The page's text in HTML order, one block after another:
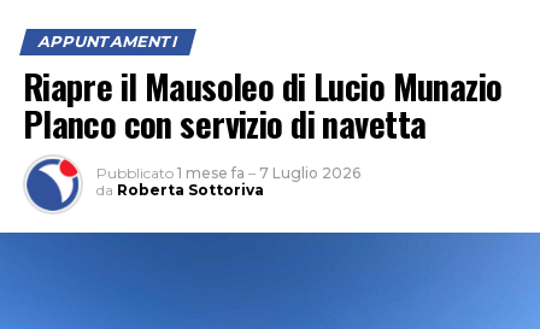
APPUNTAMENTI
Riapre il Mausoleo di Lucio Munazio
Planco con servizio di navetta
Pubblicato 1 mese fa – 7 Luglio 2026
da Roberta Sottoriva